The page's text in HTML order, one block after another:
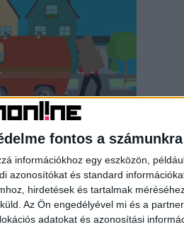
fontos a számunkra
információkhoz egy eszközön,
azonosítókat és standard
hirdetések és tartalmak
Az Ön engedélyével mi és a
adatokat és azonosítási
hajtanak a fiatalok